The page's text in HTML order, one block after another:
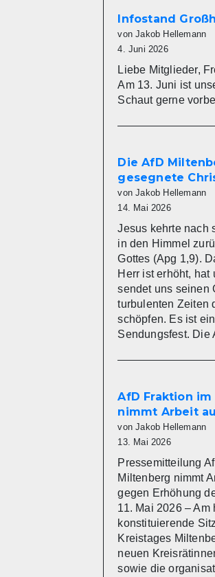
Infostand
von Jakob Hellemann
4. Juni 2026
Liebe Mitglieder,
Am 13. Juni ist
Schaut gerne
Die AfD
gesegnete
von Jakob Hellemann
14. Mai 2026
Jesus kehrte nach
in den Himmel
Gottes (Apg 1,9).
Herr ist erhöht,
sendet uns seinen
turbulenten Zeiten
schöpfen. Es ist
Sendungsfest.
AfD Fraktion
nimmt Arbeit
von Jakob Hellemann
13. Mai 2026
Pressemitteilung
Miltenberg nimmt
gegen Erhöhung
11. Mai 2026 –
konstituierende
Kreistages
neuen
sowie die